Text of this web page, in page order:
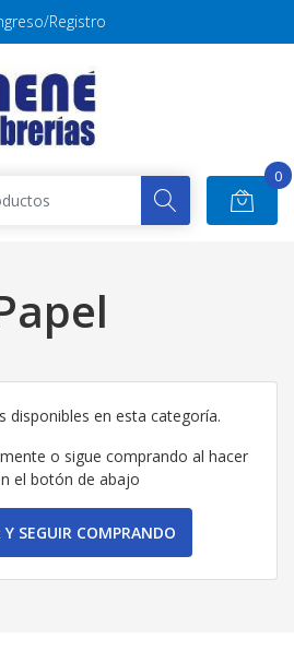
Registro
0
disponibles en esta categoría.
o sigue comprando al hacer
el botón de abajo
SEGUIR COMPRANDO